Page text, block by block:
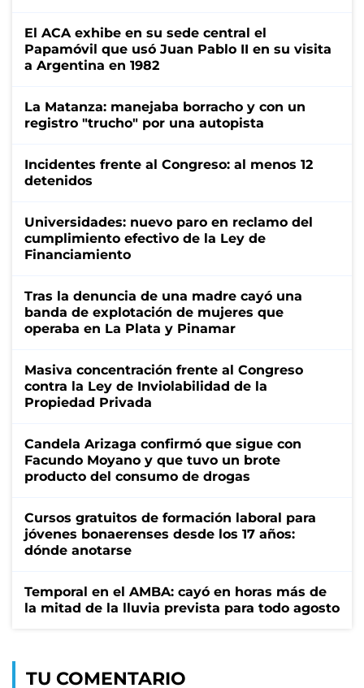
El ACA exhibe en su sede central el
Papamóvil que usó Juan Pablo II en su visita
a Argentina en 1982
La Matanza: manejaba borracho y con un
registro "trucho" por una autopista
Incidentes frente al Congreso: al menos 12
detenidos
Universidades: nuevo paro en reclamo del
cumplimiento efectivo de la Ley de
Financiamiento
Tras la denuncia de una madre cayó una
banda de explotación de mujeres que
operaba en La Plata y Pinamar
Masiva concentración frente al Congreso
contra la Ley de Inviolabilidad de la
Propiedad Privada
Candela Arizaga confirmó que sigue con
Facundo Moyano y que tuvo un brote
producto del consumo de drogas
Cursos gratuitos de formación laboral para
jóvenes bonaerenses desde los 17 años:
dónde anotarse
Temporal en el AMBA: cayó en horas más de
la mitad de la lluvia prevista para todo agosto
TU COMENTARIO